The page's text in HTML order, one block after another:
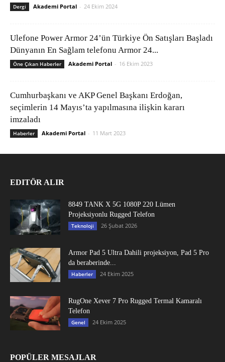
Dergi Akademi Portal - 24 Ekim 2024
Ulefone Power Armor 24’ün Türkiye Ön Satışları Başladı
Dünyanın En Sağlam telefonu Armor 24...
Öne Çıkan Haberler Akademi Portal - 16 Ekim 2023
Cumhurbaşkanı ve AKP Genel Başkanı Erdoğan,
seçimlerin 14 Mayıs’ta yapılmasına ilişkin kararı
imzaladı
Haberler Akademi Portal - 11 Mart 2023
EDITÖR ALIR
8849 TANK X 5G 1080P 220 Lümen
Projeksiyonlu Rugged Telefon
Teknoloji 26 Şubat 2026
Armor Pad 5 Ultra Dahili projeksiyon, Pad 5 Pro
da beraberinde...
Haberler 24 Ekim 2025
RugOne Xever 7 Pro Rugged Termal Kamaralı
Telefon
Genel 24 Ekim 2025
POPÜLER MESAJLAR